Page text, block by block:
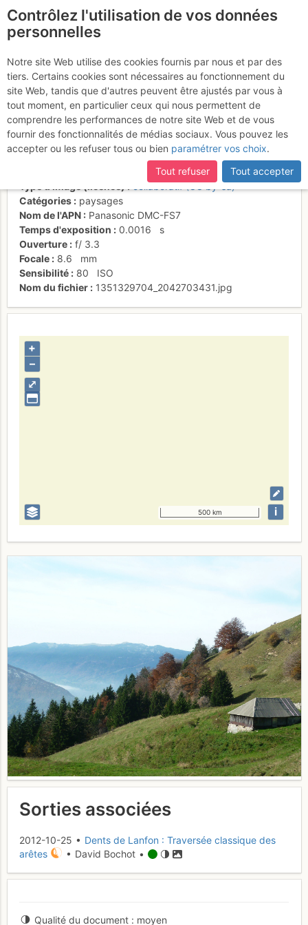
Plein W depuis le Col
des Nantets
Activités
Date/heure
collaboratif (CC by-sa)
Catégories
paysages
Nom de l'APN
Panasonic DMC-FS7
Temps d'exposition
0.0016
s
Ouverture
f/ 3.3
Focale
8.6
mm
Sensibilité
80
ISO
Nom du fichier
1351329704_2042703431.jpg
⤢
+
–
500 km i
Sorties associées
2012-10-25 • Dents de Lanfon : Traversée classique des
arêtes
• David Bochot •
Qualité du document moyen
Contrôlez l'utilisation de vos données
personnelles
Notre site Web utilise des cookies fournis par nous et par des
tiers. Certains cookies sont nécessaires au fonctionnement du
site Web, tandis que d'autres peuvent être ajustés par vous à
tout moment, en particulier ceux qui nous permettent de
comprendre les performances de notre site Web et de vous
fournir des fonctionnalités de médias sociaux. Vous pouvez les
accepter ou les refuser tous ou bien paramétrer vos choix.
Tout refuser
Tout accepter